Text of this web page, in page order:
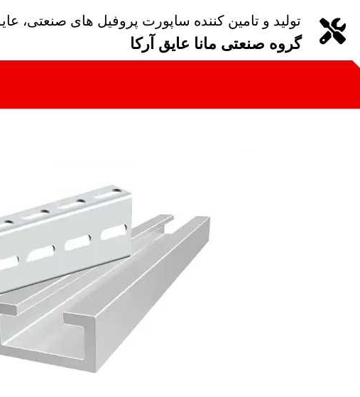
تولید و تامین کننده ساپورت پروفیل های صنعتی،
گروه صنعتی مانا عایق آرکا